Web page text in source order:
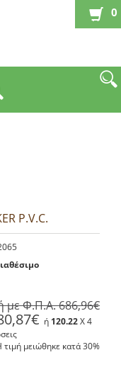
0
P.V.C.
με Φ.Π.Α.686,96€
ή 120.22X 4
τιμή μειώθηκε κατά 30%